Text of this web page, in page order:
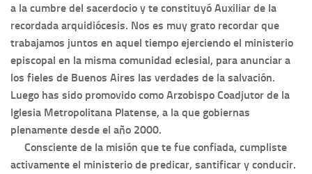
a la cumbre del sacerdocio y te constituyó Auxiliar de la
recordada arquidiócesis. Nos es muy grato recordar que
trabajamos juntos en aquel tiempo ejerciendo el ministerio
episcopal en la misma comunidad eclesial, para anunciar a
los fieles de Buenos Aires las verdades de la salvación.
Luego has sido promovido como Arzobispo Coadjutor de la
Iglesia Metropolitana Platense, a la que gobiernas
plenamente desde el año 2000.
Consciente de la misión que te fue confiada, cumpliste
activamente el ministerio de predicar, santificar y conducir.